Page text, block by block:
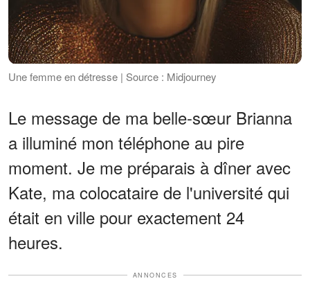
Une femme en détresse | Source : Midjourney
Le message de ma belle-sœur Brianna
a illuminé mon téléphone au pire
moment. Je me préparais à dîner avec
Kate, ma colocataire de l'université qui
était en ville pour exactement 24
heures.
ANNONCES